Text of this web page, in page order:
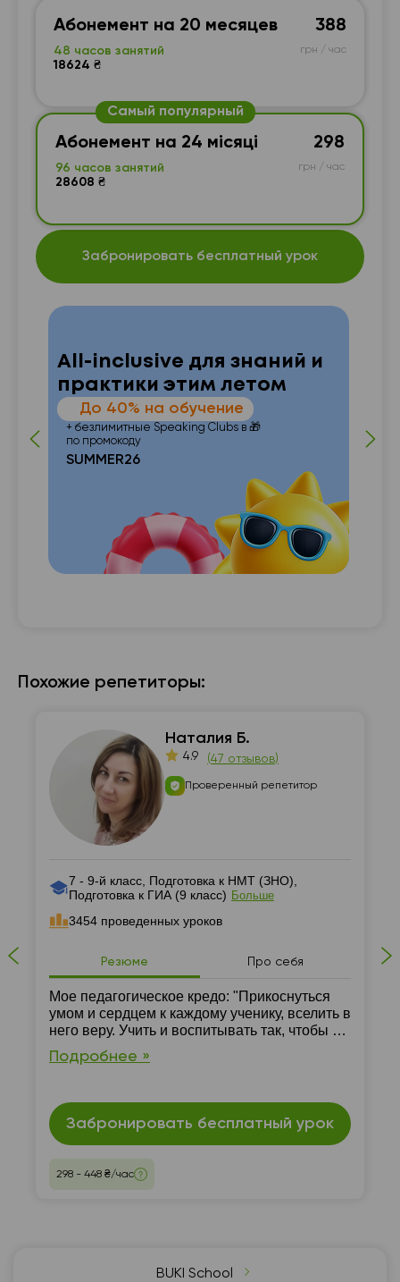
Абонемент на 20 месяцев
48 часов занятий
18624 ₴
388
грн / час
Самый популярный
Абонемент на 24 місяці
96 часов занятий
28608 ₴
298
грн / час
Забронировать бесплатный урок
All-inclusive для знаний и
практики этим летом
До 40% на обучение
+ безлимитные Speaking Clubs в 🎁
по промокоду
SUMMER26
Похожие репетиторы:
Наталия Б.
4.9 (47 отзывов)
Проверенный репетитор
7 - 9-й класс, Подготовка к НМТ (ЗНО),
Подготовка к ГИА (9 класс) Больше
3454 проведенных уроков
Резюме Про себя
Мое педагогическое кредо: "Прикоснуться
умом и сердцем к каждому ученику, вселить в
него веру. Учить и воспитывать так, чтобы в
каждом детском сердце зажечь огонек
познания, мышления, добра"
Подробнее »
Забронировать бесплатный урок
298 - 448 ₴/час
BUKI School